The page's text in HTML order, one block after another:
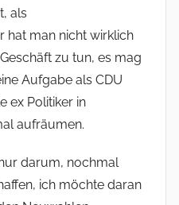
als
hat man nicht wirklich
zu tun, es mag
Aufgabe als CDU
ex Politiker in
aufräumen.
darum, nochmal
ich möchte daran